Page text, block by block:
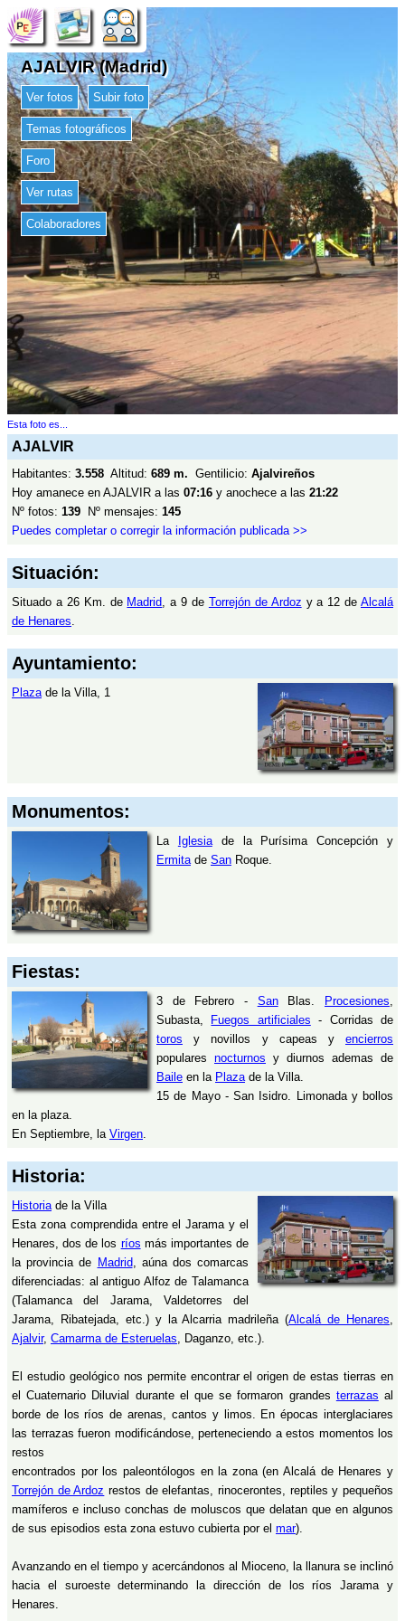
AJALVIR (Madrid)
Ver fotos Subir foto
Temas fotográficos
Foro
Ver rutas
Colaboradores
Esta foto es...
AJALVIR
Habitantes: 3.558 Altitud: 689 m. Gentilicio: Ajalvireños
Hoy amanece en AJALVIR a las 07:16 y anochece a las 21:22
Nº fotos: 139 Nº mensajes: 145
Puedes completar o corregir la información publicada >>
Situación:
Situado a 26 Km. de Madrid, a 9 de Torrejón de Ardoz y a 12 de Alcalá
de Henares.
Ayuntamiento:
Plazade la Villa, 1
Monumentos:
La Iglesiade la Purísima Concepción y
Ermita de San Roque.
Fiestas:
3 de Febrero - SanBlas. Procesiones
Subasta,
Fuegos artificiales - Corridas de
toros y novillos y capeas y encierros
populares nocturnos y diurnos ademas de
Baile en la Plaza de la Villa.
15 de Mayo - San Isidro. Limonada y bollos
en la plaza.
En Septiembre, la Virgen
Historia:
Historia de la Villa
Esta zona comprendida entre el Jarama y el
Henares, dos de los ríos más importantes de
la provincia de Madrid , aúna dos comarcas
diferenciadas: al antiguo Alfoz de Talamanca
(Talamanca del Jarama, Valdetorres del
Jarama, Ribatejada, etc.) y la Alcarria madrileña (Alcalá de Henares
Ajalvir, Camarma de Esteruelas , Daganzo, etc.).
El estudio geológico nos permite encontrar el origen de estas tierras en
el Cuaternario Diluvial durante el que se formaron grandes terrazas al
borde de los ríos de arenas, cantos y limos. En épocas interglaciares
las terrazas fueron modificándose, perteneciendo a estos momentos los
restos
encontrados por los paleontólogos en la zona (en Alcalá de Henares y
Torrejón de Ardoz restos de elefantas, rinocerontes, reptiles y pequeños
mamíferos e incluso conchas de moluscos que delatan que en algunos
de sus episodios esta zona estuvo cubierta por el mar).
Avanzando en el tiempo y acercándonos al Mioceno, la llanura se inclinó
hacia el suroeste determinando la dirección de los ríos Jarama y
Henares.